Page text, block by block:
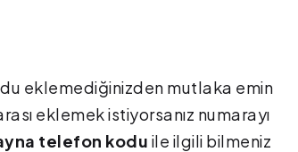
eklemediğinizden mutlaka emin
eklemek istiyorsanız numarayı
telefon kodu ile ilgili bilmeniz